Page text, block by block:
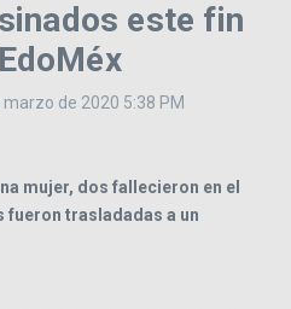
este fin
marzo de 2020 5:38 PM
mujer, dos fallecieron en el
trasladadas a un